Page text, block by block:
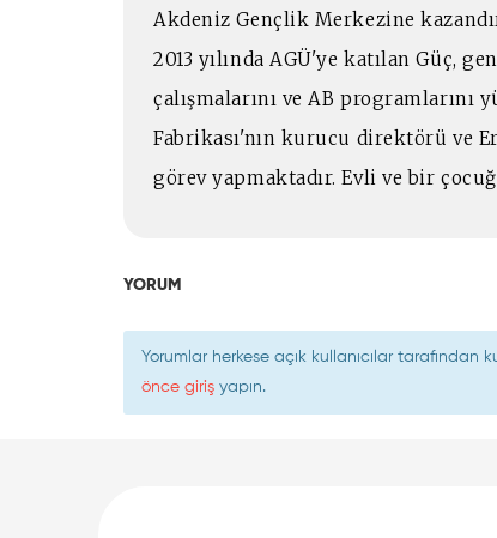
Akdeniz Gençlik Merkezine
2013 yılında AGÜ'ye katılan Güç,
çalışmalarını ve AB
Fabrikası'nın kurucu direktörü ve
görev yapmaktadır. Evli ve bir
YORUM
Yorumlar herkese açık kullanıcılar
önce giriş yapın.